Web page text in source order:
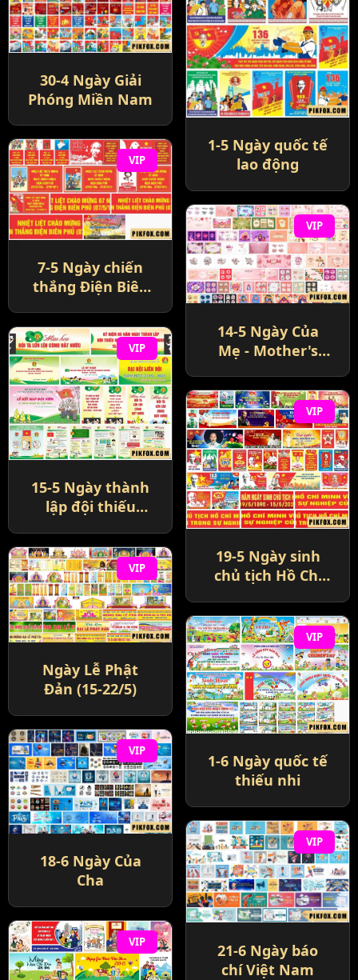
30-4 Ngày Giải
Phóng Miền Nam
1-5 Ngày quốc tế
lao động
VIP
7-5 Ngày chiến
thắng Điện Biên
VIP
14-5 Ngày Của
Mẹ - Mother's
VIP
15-5 Ngày thành
lập đội thiếu
Hồ Chí Minh
VIP
19-5 Ngày sinh
chủ tịch Hồ Chí
VIP
Ngày Lễ Phật
Đản (15-22/5)
VIP
1-6 Ngày quốc tế
thiếu nhi
VIP
18-6 Ngày Của
Cha
VIP
21-6 Ngày báo
chí Việt Nam
VIP